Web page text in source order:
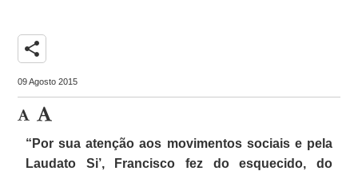
share
09 Agosto 2015
“Por sua atenção aos movimentos sociais e pela
Laudato Si’, Francisco fez do esquecido, do